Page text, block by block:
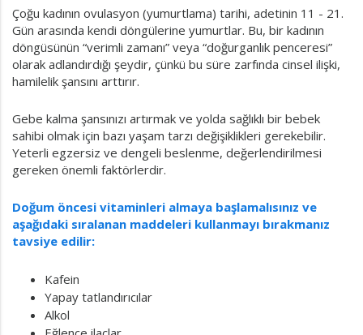
Çoğu kadının ovulasyon (yumurtlama) tarihi, adetinin 11 - 21.
Gün arasında kendi döngülerine yumurtlar. Bu, bir kadının
döngüsünün “verimli zamanı” veya “doğurganlık penceresi”
olarak adlandırdığı şeydir, çünkü bu süre zarfında cinsel ilişki,
hamilelik şansını arttırır.
Gebe kalma şansınızı artırmak ve yolda sağlıklı bir bebek
sahibi olmak için bazı yaşam tarzı değişiklikleri gerekebilir.
Yeterli egzersiz ve dengeli beslenme, değerlendirilmesi
gereken önemli faktörlerdir.
Doğum öncesi vitaminleri almaya başlamalısınız ve
aşağıdaki sıralanan maddeleri kullanmayı bırakmanız
tavsiye edilir:
Kafein
Yapay tatlandırıcılar
Alkol